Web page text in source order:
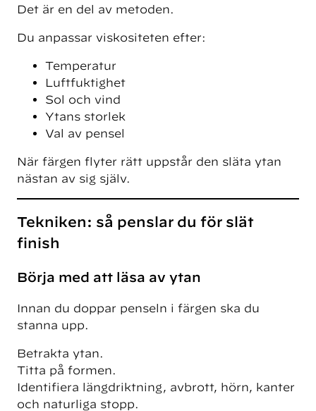
Det är en del av metoden.
Du anpassar viskositeten efter:
Temperatur
Luftfuktighet
Sol och vind
Ytans storlek
Val av pensel
När färgen flyter rätt uppstår den släta ytan
nästan av sig själv.
Tekniken: så penslar du för slät
finish
Börja med att läsa av ytan
Innan du doppar penseln i färgen ska du
stanna upp.
Betrakta ytan.
Titta på formen.
Identifiera längdriktning, avbrott, hörn, kanter
och naturliga stopp.